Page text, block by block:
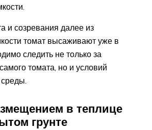
и созревания далее из
томат высаживают уже в
следить не только за
томата, но и условий
в теплице
грунте